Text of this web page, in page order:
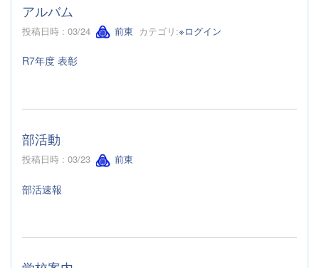
アルバム
投稿日時 : 03/24 前東 カテゴリ:※ログイン
R7年度 表彰
部活動
投稿日時 : 03/23 前東
部活速報